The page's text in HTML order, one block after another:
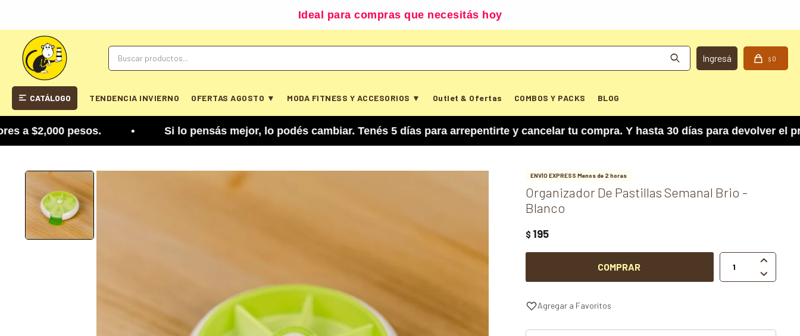
Ideal para compras que necesitás hoy
CATÁLOGO TENDENCIA INVIERNO OFERTAS AGOSTO ▼ MODA FITNESS Y ACCESORIOS ▼ Outlet & Ofertas COMBOS Y PACKS BLOG
$ 0
$2,000 pesos. • Si lo pensás mejor, lo podés cambiar. Tenés 5 días para arrepentirte y cancelar tu compra. Y hasta 30 días para devolver el
ENVÍO EXPRESS Menos de 2 horas
Organizador De Pastillas Semanal Brio -
Blanco
$ 195
COMPRAR

